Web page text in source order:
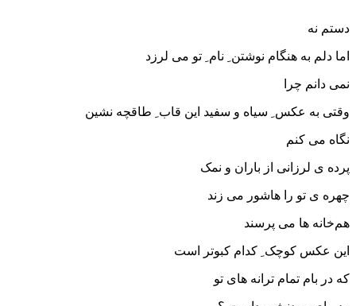
دستم نه
اما دلم به هنگام نوشتن ِ نام ِ تو می لرزد
نمی دانم چرا
وقتی به عکس ِ سیاه و سفید این قاب ِ طاقچه نشین
نگاه می کنم
پرده ی لرزانی از باران و نمک
چهره ی تو را هاشور می زند
هم‌خانه ها می پرسند
این عکس کوچک ِ کدام کبوتر است
که در بام تمام ترانه های تو